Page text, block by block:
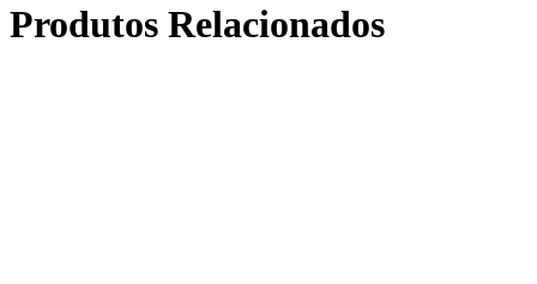
Produtos Relacionados